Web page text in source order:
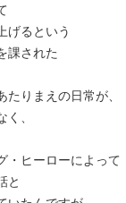
げるという
課された
りまえの日常が、
、
・ヒーローによって
と